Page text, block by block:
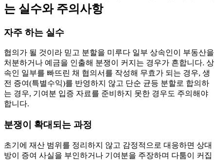
는 실수와 주의사항
자주 하는 실수
협의가 될 것이라 믿고 분할을 미루다 일부 상속인이 부동산을
처분하거나 예금을 인출해 분쟁이 커지는 경우가 흔합니다. 상
속인 일부를 빠뜨린 채 협의서를 작성해 무효가 되는 경우, 생
전 증여(특별수익)를 반영하지 않고 단순 균등 분할로 합의하
는 경우, 기여분 입증 자료를 준비하지 못한 경우도 주의해야
합니다.
분쟁이 확대되는 과정
초기에 재산 범위를 정리하지 않고 감정적으로 대응하면 상대
방이 증여 사실을 부인하거나 기여분을 주장하며 다툼이 커집